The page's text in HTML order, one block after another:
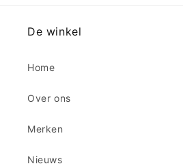
De winkel
Home
Over ons
Merken
Nieuws